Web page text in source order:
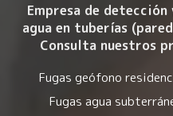
Empresa de
agua en tuberías
Consulta nuestros
Fugas geófono
Fugas agua